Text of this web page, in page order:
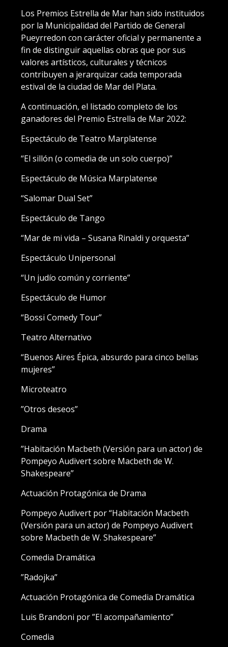
Los Premios Estrella de Mar han sido instituidos
por la Municipalidad del Partido de General
Pueyrredon con carácter oficial y permanente a
fin de distinguir aquellas obras que por sus
valores artísticos, culturales y técnicos
contribuyen a jerarquizar cada temporada
estival de la ciudad de Mar del Plata.
A continuación, el listado completo de los
ganadores del Premio Estrella de Mar 2022:
Espectáculo de Teatro Marplatense
“El sillón (o comedia de un solo cuerpo)”
Espectáculo de Música Marplatense
“Salomar Dual Set”
Espectáculo de Tango
“Mar de mi vida – Susana Rinaldi y orquesta”
Espectáculo Unipersonal
“Un judío común y corriente”
Espectáculo de Humor
“Bossi Comedy Tour”
Teatro Alternativo
“Buenos Aires Épica, absurdo para cinco bellas
mujeres”
Microteatro
”Otros deseos”
Drama
”Habitación Macbeth (Versión para un actor) de
Pompeyo Audivert sobre Macbeth de W.
Shakespeare”
Actuación Protagónica de Drama
Pompeyo Audivert por “Habitación Macbeth
(Versión para un actor) de Pompeyo Audivert
sobre Macbeth de W. Shakespeare”
Comedia Dramática
”Radojka”
Actuación Protagónica de Comedia Dramática
Luis Brandoni por ”El acompañamiento”
Comedia